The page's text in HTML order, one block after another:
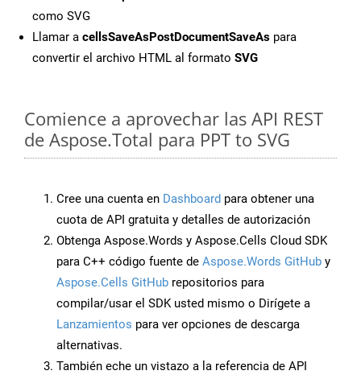
como SVG
Llamar a cellsSaveAsPostDocumentSaveAs para
convertir el archivo HTML al formato SVG
Comience a aprovechar las API REST
de Aspose.Total para PPT to SVG
Cree una cuenta en Dashboard para obtener una
cuota de API gratuita y detalles de autorización
Obtenga Aspose.Words y Aspose.Cells Cloud SDK
para C++ código fuente de Aspose.Words GitHub y
Aspose.Cells GitHub repositorios para
compilar/usar el SDK usted mismo o Dirígete a
Lanzamientos para ver opciones de descarga
alternativas.
También eche un vistazo a la referencia de API